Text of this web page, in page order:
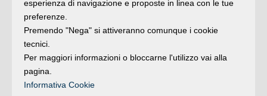
Iscrivitialla newsletter Privacy
esperienza di navigazione e proposte in linea con le tue
preferenze.
Premendo "Nega" si attiveranno comunque i cookie
tecnici.
Per maggiori informazioni o bloccarne l'utilizzo vai alla
pagina.
Informativa Cookie